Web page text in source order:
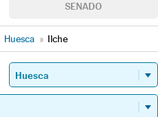
SENADO
Huesca » Ilche